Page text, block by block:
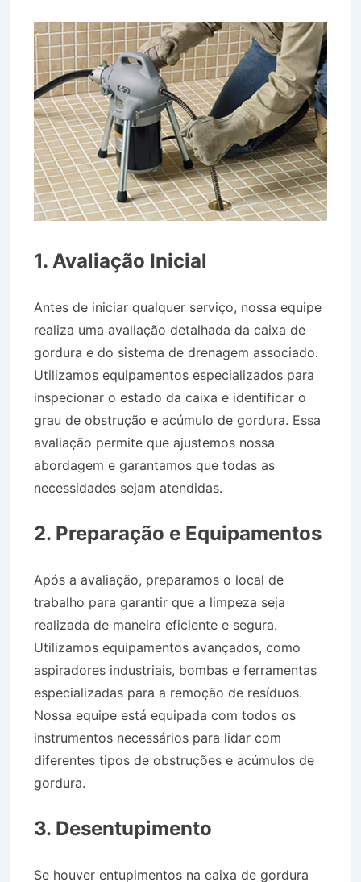
1. Avaliação Inicial
Antes de iniciar qualquer serviço, nossa equipe
realiza uma avaliação detalhada da caixa de
gordura e do sistema de drenagem associado.
Utilizamos equipamentos especializados para
inspecionar o estado da caixa e identificar o
grau de obstrução e acúmulo de gordura. Essa
avaliação permite que ajustemos nossa
abordagem e garantamos que todas as
necessidades sejam atendidas.
2. Preparação e Equipamentos
Após a avaliação, preparamos o local de
trabalho para garantir que a limpeza seja
realizada de maneira eficiente e segura.
Utilizamos equipamentos avançados, como
aspiradores industriais, bombas e ferramentas
especializadas para a remoção de resíduos.
Nossa equipe está equipada com todos os
instrumentos necessários para lidar com
diferentes tipos de obstruções e acúmulos de
gordura.
3. Desentupimento
Se houver entupimentos na caixa de gordura